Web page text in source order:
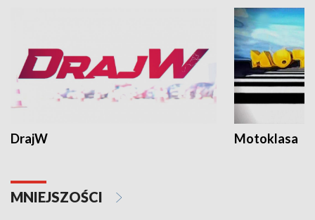
DrajW Motoklasa
MNIEJSZOŚCI